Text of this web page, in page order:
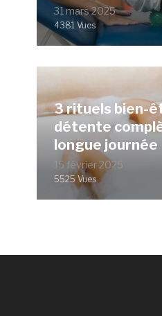
31 mars 2025
4381 Vues
3 rituels bien-
détente
longue journée
15 février 2025
5525 Vues